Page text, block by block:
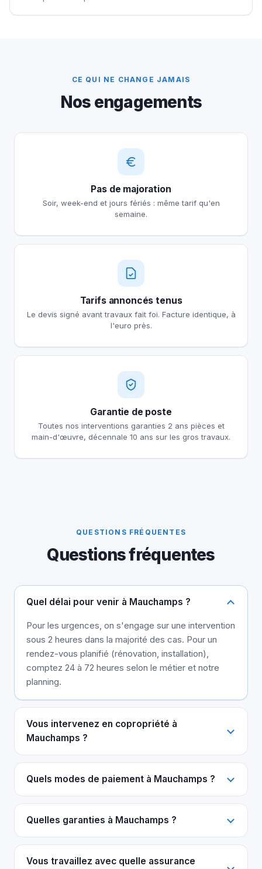
CE QUI NE CHANGE JAMAIS
Nos engagements
Pas de majoration
Soir, week-end et jours fériés : même tarif qu'en
semaine.
Tarifs annoncés tenus
Le devis signé avant travaux fait foi. Facture identique, à
l'euro près.
Garantie de poste
Toutes nos interventions garanties 2 ans pièces et
main-d'œuvre, décennale 10 ans sur les gros travaux.
QUESTIONS FRÉQUENTES
Questions fréquentes
Quel délai pour venir à Mauchamps ?
Pour les urgences, on s'engage sur une intervention
sous 2 heures dans la majorité des cas. Pour un
rendez-vous planifié (rénovation, installation),
comptez 24 à 72 heures selon le métier et notre
planning.
Vous intervenez en copropriété à
Mauchamps ?
Quels modes de paiement à Mauchamps ?
Quelles garanties à Mauchamps ?
Vous travaillez avec quelle assurance